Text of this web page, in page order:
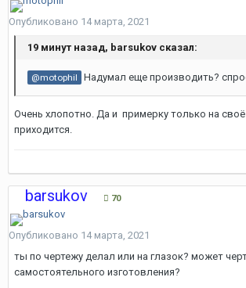
Опубликовано 14 марта, 2021
19 минут назад, barsukov сказал:
@motophil Надумал еще производить?
Очень хлопотно. Да и примерку только на
приходится.
barsukov 70
Опубликовано 14 марта, 2021
ты по чертежу делал или на глазок? может
самостоятельного изготовления?